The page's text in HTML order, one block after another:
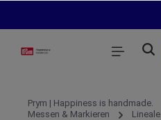
Prym | Happiness is handmade.
Messen & Markieren
Lineale